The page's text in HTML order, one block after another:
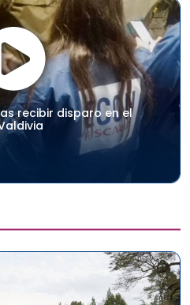
recibir disparo en el